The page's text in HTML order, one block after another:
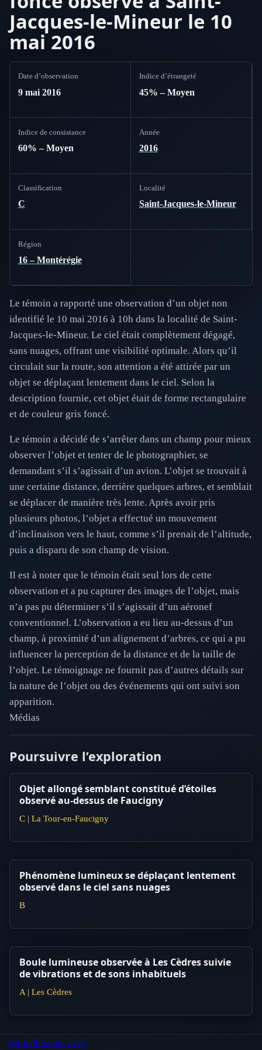
Jacques-le-Mineur le 10
mai 2016
Date d’observation
9 mai 2016
Indice d’étrangeté
45% – Moyen
Indice de consistance
60% – Moyen
Année
2016
Classification
C
Localité
Saint-Jacques-le-Mineur
Région
16 – Montérégie
Le témoin a rapporté une observation d’un objet non
identifié le 10 mai 2016 à 10h dans la localité de Saint-
Jacques-le-Mineur. Le ciel était complètement dégagé,
sans nuages, offrant une visibilité optimale. Alors qu’il
circulait sur la route, son attention a été attirée par un
objet se déplaçant lentement dans le ciel. Selon la
description fournie, cet objet était de forme rectangulaire
et de couleur gris foncé.
Le témoin a décidé de s’arrêter dans un champ pour mieux
observer l’objet et tenter de le photographier, se
demandant s’il s’agissait d’un avion. L’objet se trouvait à
une certaine distance, derrière quelques arbres, et semblait
se déplacer de manière très lente. Après avoir pris
plusieurs photos, l’objet a effectué un mouvement
d’inclinaison vers le haut, comme s’il prenait de l’altitude,
puis a disparu de son champ de vision.
Il est à noter que le témoin était seul lors de cette
observation et a pu capturer des images de l’objet, mais
n’a pas pu déterminer s’il s’agissait d’un aéronef
conventionnel. L’observation a eu lieu au-dessus d’un
champ, à proximité d’un alignement d’arbres, ce qui a pu
influencer la perception de la distance et de la taille de
l’objet. Le témoignage ne fournit pas d’autres détails sur
la nature de l’objet ou des événements qui ont suivi son
apparition.
Médias
Poursuivre l’exploration
Objet allongé semblant constitué d’étoiles
observé au-dessus de Faucigny
C | La Tour-en-Faucigny
Phénomène lumineux se déplaçant lentement
observé dans le ciel sans nuages
B
Boule lumineuse observée à Les Cèdres suivie
de vibrations et de sons inhabituels
A | Les Cèdres
Signalements ovni